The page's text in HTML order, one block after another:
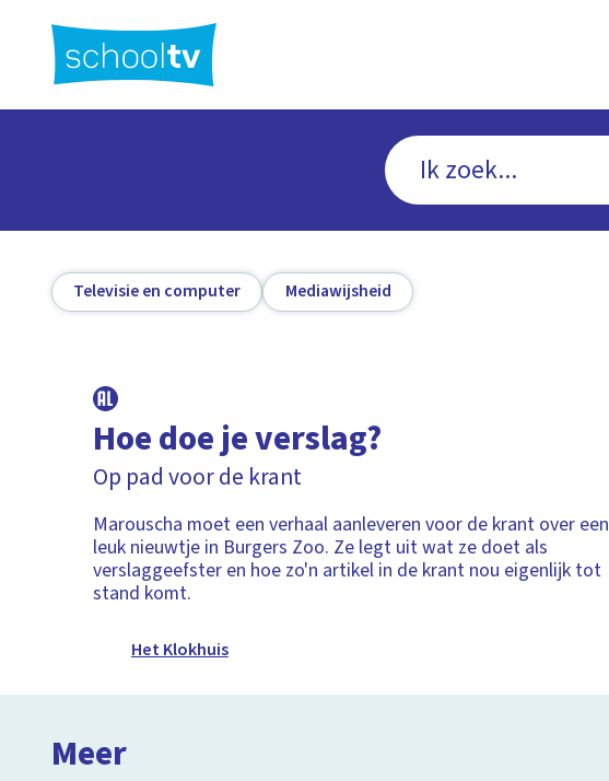
hoofdinhoud
Televisie en computer Mediawijsheid
Hoe doe je verslag?
Op pad voor de krant
Marouscha moet een verhaal aanleveren voor de krant over een
leuk nieuwtje in Burgers Zoo. Ze legt uit wat ze doet als
verslaggeefster en hoe zo'n artikel in de krant nou eigenlijk tot
stand komt.
Het Klokhuis
Meer